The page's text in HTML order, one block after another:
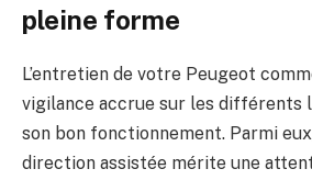
pleine forme
L’entretien de votre Peugeot
vigilance accrue sur les différents
son bon fonctionnement. Parmi
direction assistée mérite une